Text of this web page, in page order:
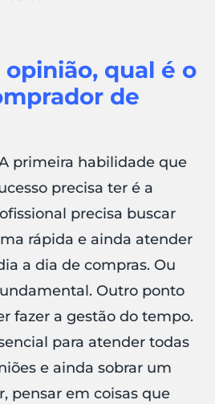
opinião, qual é o
de
primeira habilidade que
precisa ter é a
precisa buscar
rápida e ainda atender
a dia de compras. Ou
Outro ponto
fazer a gestão do tempo.
para atender todas
e ainda sobrar um
pensar em coisas que